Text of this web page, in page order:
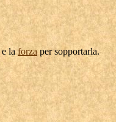
e laforzapersopportarla.